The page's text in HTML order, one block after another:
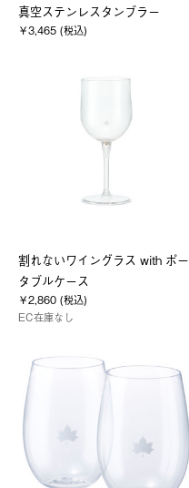
真空ステンレスタンブラー
￥3,465 (税込)
割れないワイングラス with ポー
タブルケース
￥2,860 (税込)
EC在庫なし